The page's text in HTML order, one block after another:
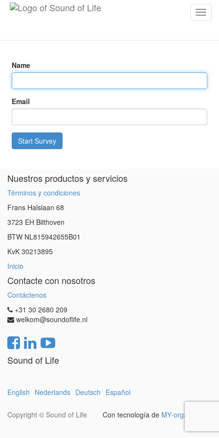
Name
Email
Start Survey
Nuestros productos y servicios
Términos y condiciones
Frans Halslaan 68
3723 EH Bilthoven
BTW NL815942655B01
KvK 30213895
Inicio
Contacte con nosotros
Contáctenos
+31 30 2680 209
welkom@soundoflife.nl
Sound of Life
English Nederlands Deutsch Español
Con tecnología de MY-organization
Copyright © Sound of Life